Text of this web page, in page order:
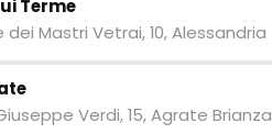
Terme
dei Mastri Vetrai, 10, Alessandria
Verdi, 15, Agrate Brianza